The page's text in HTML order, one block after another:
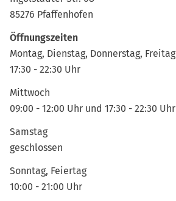
85276 Pfaffenhofen
Öffnungszeiten
Montag, Dienstag, Donnerstag, Freitag
17:30 - 22:30 Uhr
Mittwoch
09:00 - 12:00 Uhr und 17:30 - 22:30 Uhr
Samstag
geschlossen
Sonntag, Feiertag
10:00 - 21:00 Uhr